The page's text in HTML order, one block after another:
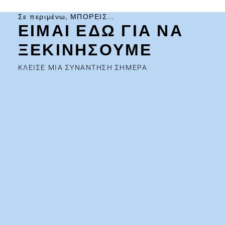
Σε περιμένω, ΜΠΟΡΕΙΣ...
ΕΙΜΑΙ ΕΔΩ ΓΙΑ ΝΑ
ΞΕΚΙΝΗΣΟΥΜΕ
ΚΛΕΙΣΕ ΜΙΑ ΣΥΝΑΝΤΗΣΗ ΣΗΜΕΡΑ